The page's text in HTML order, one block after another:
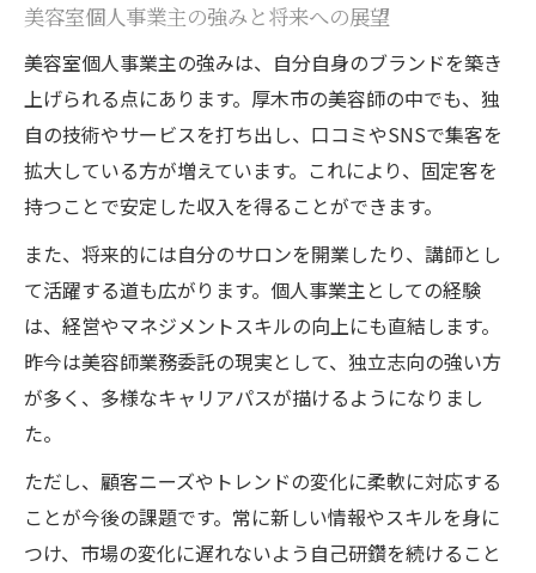
美容室個人事業主の強みと将来への展望
美容室個人事業主の強みは、自分自身のブランドを築き
上げられる点にあります。厚木市の美容師の中でも、独
自の技術やサービスを打ち出し、口コミやSNSで集客を
拡大している方が増えています。これにより、固定客を
持つことで安定した収入を得ることができます。
また、将来的には自分のサロンを開業したり、講師とし
て活躍する道も広がります。個人事業主としての経験
は、経営やマネジメントスキルの向上にも直結します。
昨今は美容師業務委託の現実として、独立志向の強い方
が多く、多様なキャリアパスが描けるようになりまし
た。
ただし、顧客ニーズやトレンドの変化に柔軟に対応する
ことが今後の課題です。常に新しい情報やスキルを身に
つけ、市場の変化に遅れないよう自己研鑽を続けること